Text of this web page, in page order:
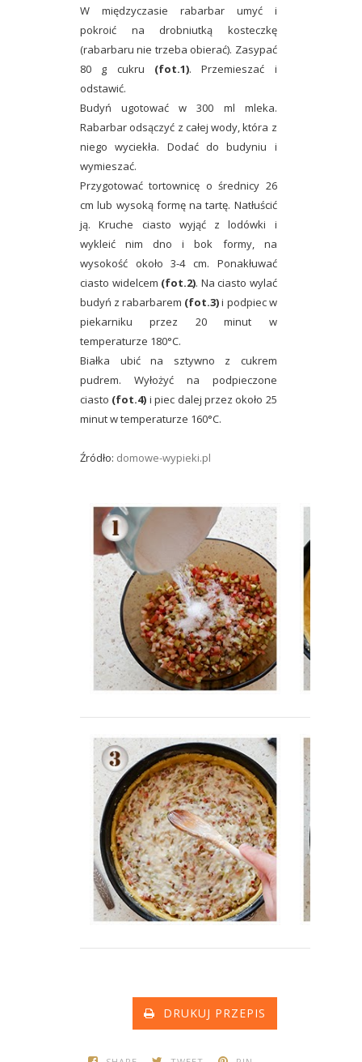
W międzyczasie rabarbar umyć i
pokroić na drobniutką kosteczkę
(rabarbaru nie trzeba obierać). Zasypać
80 g cukru (fot.1). Przemieszać i
odstawić.
Budyń ugotować w 300 ml mleka.
Rabarbar odsączyć z całej wody, która z
niego wyciekła. Dodać do budyniu i
wymieszać.
Przygotować tortownicę o średnicy 26
cm lub wysoką formę na tartę. Natłuścić
ją. Kruche ciasto wyjąć z lodówki i
wykleić nim dno i bok formy, na
wysokość około 3-4 cm. Ponakłuwać
ciasto widelcem (fot.2). Na ciasto wylać
budyń z rabarbarem (fot.3)i podpiec w
piekarniku przez 20 minut w
temperaturze 180°C.
Białka ubić na sztywno z cukrem
pudrem. Wyłożyć na podpieczone
ciasto (fot.4) i piec dalej przez około 25
minut w temperaturze 160°C.
Źródło: domowe-wypieki.pl
DRUKUJ PRZEPIS